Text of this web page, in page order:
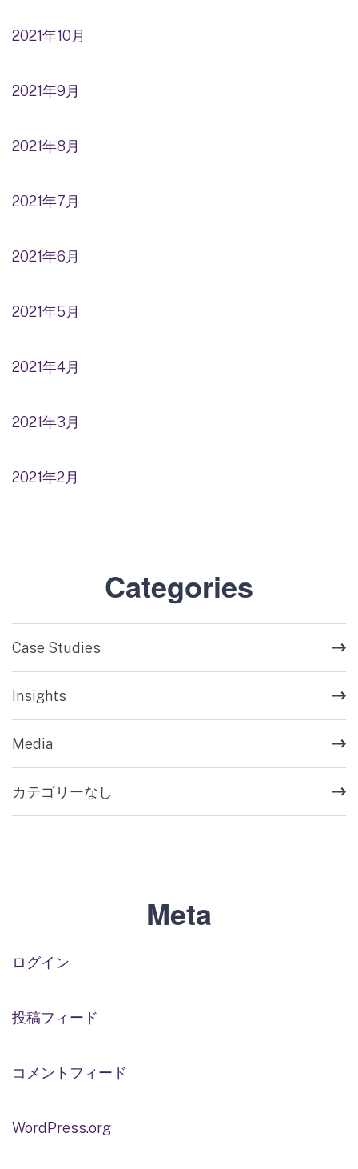
2021年10月
2021年9月
2021年8月
2021年7月
2021年6月
2021年5月
2021年4月
2021年3月
2021年2月
Categories
Case Studies
Insights
Media
カテゴリーなし
Meta
ログイン
投稿フィード
コメントフィード
WordPress.org